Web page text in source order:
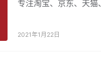
专注淘宝、京东、天
2021年1月22日